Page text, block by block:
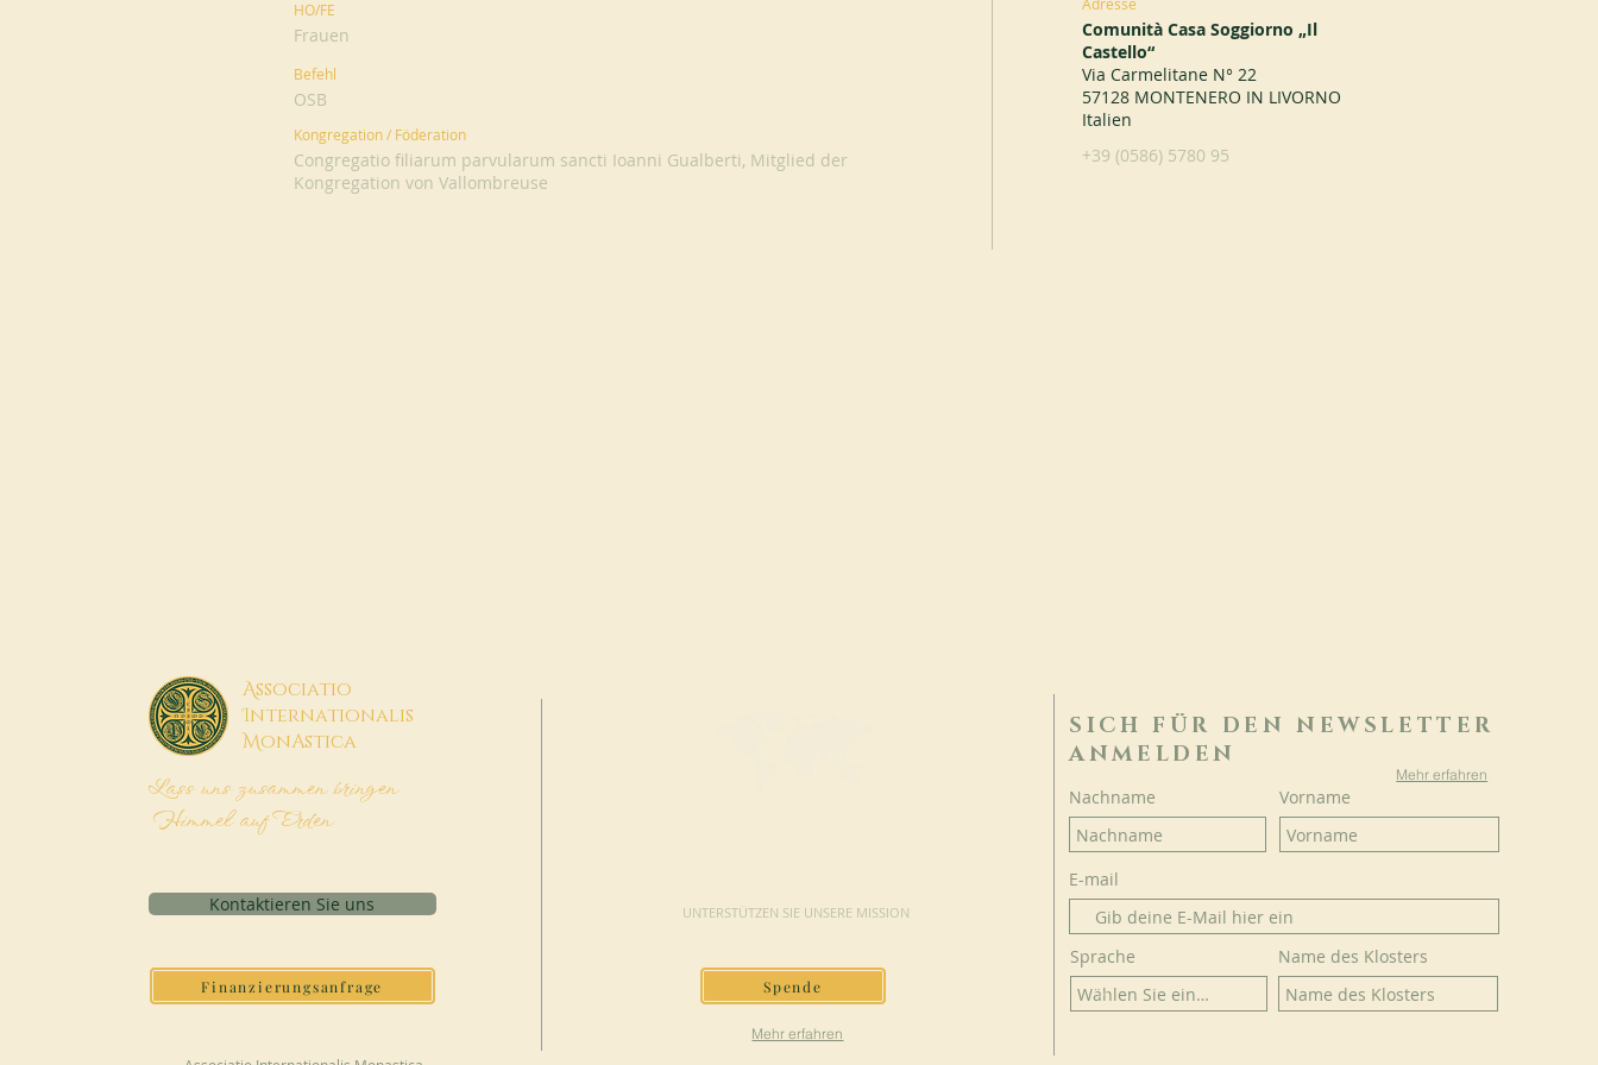
HO/FE
Frauen
Befehl
OSB
Kongregation / Föderation
Congregatio filiarum parvularum sancti Ioanni Gualberti, Mitglied der
Kongregation von Vallombreuse
Comunità Casa Soggiorno „Il
Castello“
Via Carmelitane N° 22
57128 MONTENERO IN LIVORNO
Italien
+39 (0586) 5780 95
Associatio
Internationalis
MonAstica
Lass uns zusammen bringen
Himmel auf Erden
Kontaktieren Sie uns
Finanzierungsanfrage
UNTERSTÜTZEN SIE UNSERE MISSION
Spende
Mehr erfahren
SICH FÜR DEN NEWSLETTER
ANMELDEN
Mehr erfahren
Nachname Vorname
E-mail
Sprache Name des Klosters